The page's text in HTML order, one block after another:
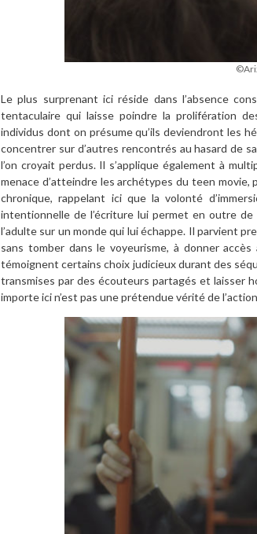
Le plus surprenant ici réside dans l’absence
tentaculaire qui laisse poindre la prolifération
individus dont on présume qu’ils deviendront les
concentrer sur d’autres rencontrés au hasard de
l’on croyait perdus. Il s’applique également à
menace d’atteindre les archétypes du teen
chronique, rappelant ici que la volonté
intentionnelle de l’écriture lui permet en outre
l’adulte sur un monde qui lui échappe. Il parvient
sans tomber dans le voyeurisme, à donner
témoignent certains choix judicieux durant des
transmises par des écouteurs partagés et laisser
importe ici n’est pas une prétendue vérité de